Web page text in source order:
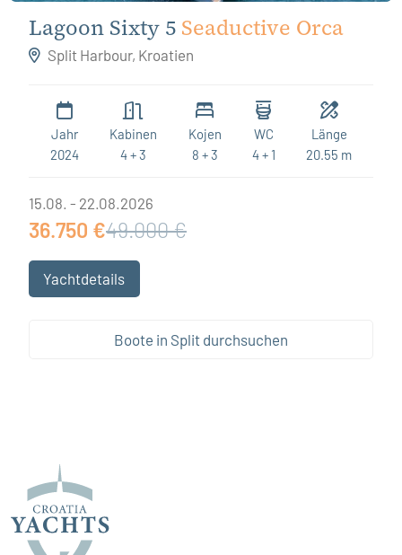
Lagoon Sixty 5 Seaductive Orca
Split Harbour, Kroatien
Jahr
2024
Kabinen
4 + 3
Kojen
8 + 3
WC
4 + 1
Länge
20.55 m
15.08. - 22.08.2026
36.750 €49.000 €
Yachtdetails
Boote in Split durchsuchen